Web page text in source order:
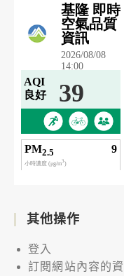
其他操作
登入
訂閱網站內容的資